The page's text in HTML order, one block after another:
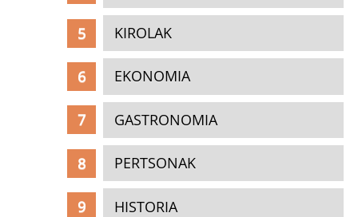
KIROLAK
EKONOMIA
GASTRONOMIA
PERTSONAK
HISTORIA